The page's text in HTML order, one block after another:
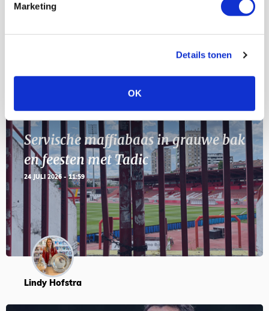
Marketing
Details tonen
OK
SEP
Servische maffiabaas in grauwe bak
en feesten met Tadic
24 JULI 2026 - 11:59
Lindy Hofstra